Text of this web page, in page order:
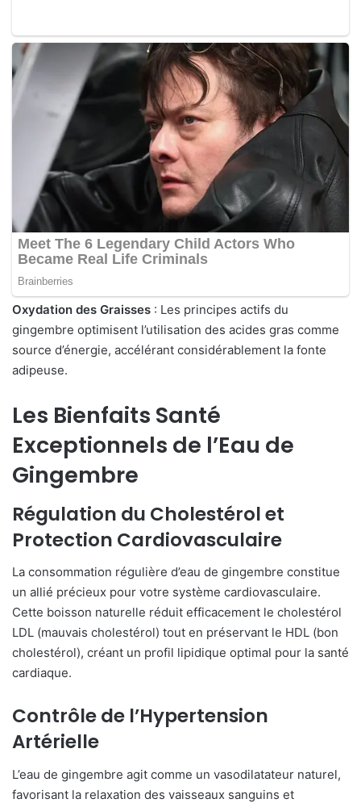
Oxydation des Graisses : Les principes actifs du
gingembre optimisent l’utilisation des acides gras comme
source d’énergie, accélérant considérablement la fonte
adipeuse.
Les Bienfaits Santé
Exceptionnels de l’Eau de
Gingembre
Régulation du Cholestérol et
Protection Cardiovasculaire
La consommation régulière d’eau de gingembre constitue
un allié précieux pour votre système cardiovasculaire.
Cette boisson naturelle réduit efficacement le cholestérol
LDL (mauvais cholestérol) tout en préservant le HDL (bon
cholestérol), créant un profil lipidique optimal pour la santé
cardiaque.
Contrôle de l’Hypertension
Artérielle
L’eau de gingembre agit comme un vasodilatateur naturel,
favorisant la relaxation des vaisseaux sanguins et